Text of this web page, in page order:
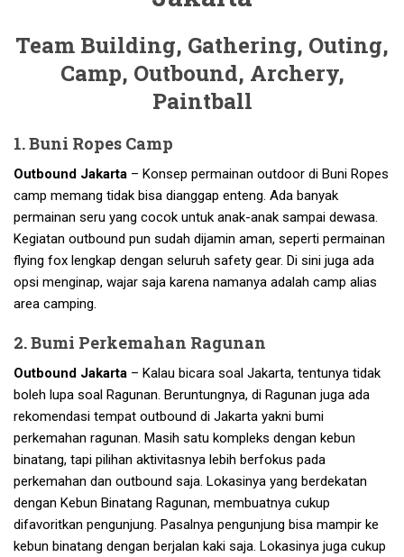
Team Building, Gathering, Outing,
Camp, Outbound, Archery,
Paintball
1. Buni Ropes Camp
Outbound Jakarta – Konsep permainan outdoor di Buni Ropes
camp memang tidak bisa dianggap enteng. Ada banyak
permainan seru yang cocok untuk anak-anak sampai dewasa.
Kegiatan outbound pun sudah dijamin aman, seperti permainan
flying fox lengkap dengan seluruh safety gear. Di sini juga ada
opsi menginap, wajar saja karena namanya adalah camp alias
area camping.
2. Bumi Perkemahan Ragunan
Outbound Jakarta – Kalau bicara soal Jakarta, tentunya tidak
boleh lupa soal Ragunan. Beruntungnya, di Ragunan juga ada
rekomendasi tempat outbound di Jakarta yakni bumi
perkemahan ragunan. Masih satu kompleks dengan kebun
binatang, tapi pilihan aktivitasnya lebih berfokus pada
perkemahan dan outbound saja. Lokasinya yang berdekatan
dengan Kebun Binatang Ragunan, membuatnya cukup
difavoritkan pengunjung. Pasalnya pengunjung bisa mampir ke
kebun binatang dengan berjalan kaki saja. Lokasinya juga cukup